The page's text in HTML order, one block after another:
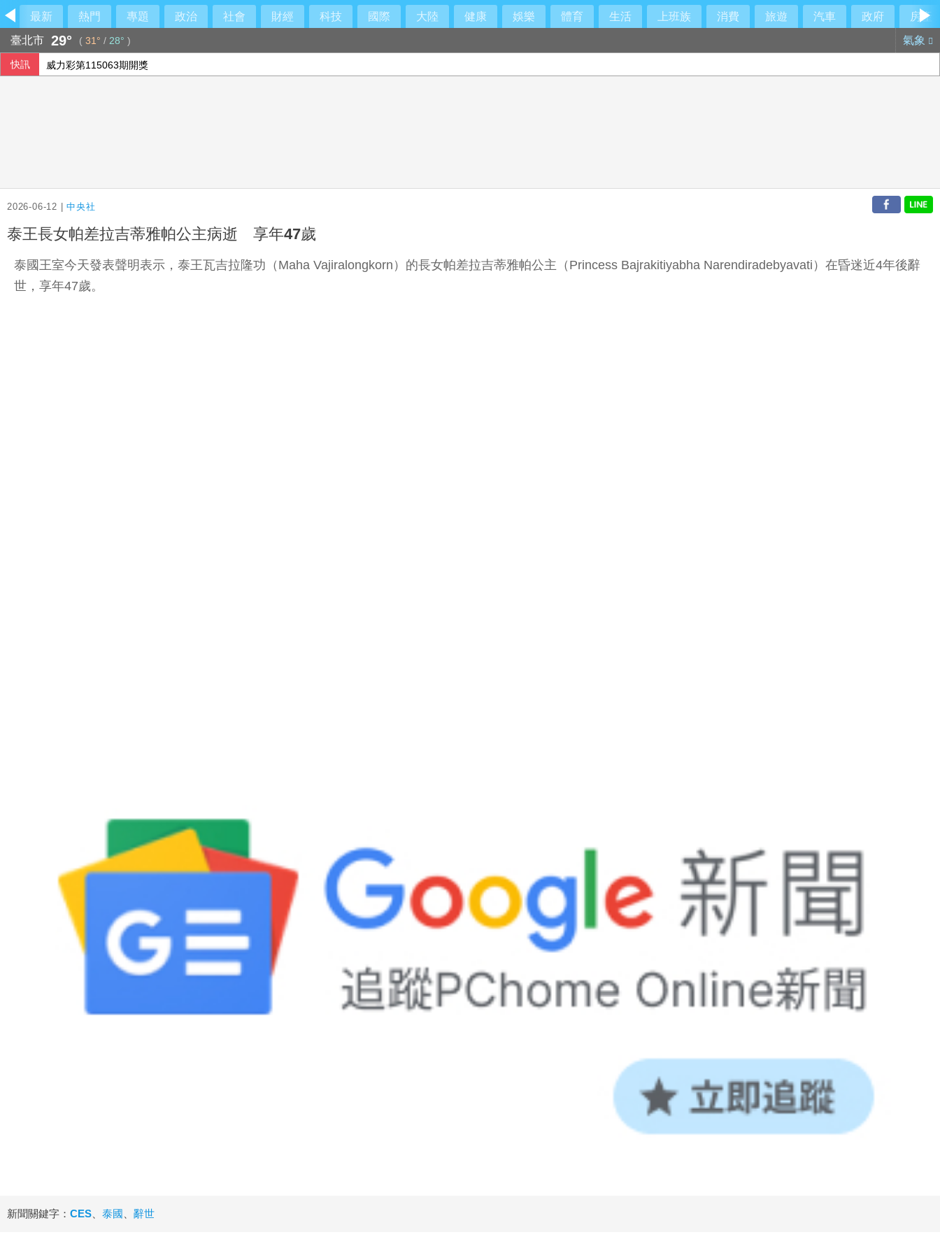
最新 熱門 專題 政治 社會 財經 科技 國際 大陸 健康 娛樂 體育 生活 上班族 消費 旅遊 汽車 政府
房產
臺北市 29° ( 31° / 28° ) 氣象
快訊 威力彩第115063期開獎
2026-06-12 |中央社
泰王長女帕差拉吉蒂雅帕公主病逝 享年47歲
泰國王室今天發表聲明表示，泰王瓦吉拉隆功（Maha Vajiralongkorn）的長女帕差拉吉蒂雅帕公主（Princess Bajrakitiyabha Narendiradebyavati）在昏迷近4年後辭
世，享年47歲。
新聞關鍵字： CES、 泰國、 辭世